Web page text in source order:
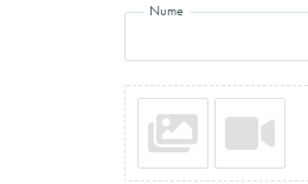
Nume